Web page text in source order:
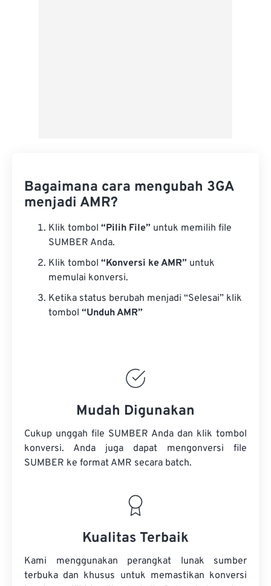
Bagaimana cara mengubah 3GA
menjadi AMR?
Klik tombol “Pilih File” untuk memilih file
SUMBER Anda.
Klik tombol “Konversi ke AMR” untuk
memulai konversi.
Ketika status berubah menjadi “Selesai” klik
tombol “Unduh AMR”
Mudah Digunakan
Cukup unggah file SUMBER Anda dan klik tombol
konversi. Anda juga dapat mengonversi file
SUMBER ke format AMR secara batch.
Kualitas Terbaik
Kami menggunakan perangkat lunak sumber
terbuka dan khusus untuk memastikan konversi